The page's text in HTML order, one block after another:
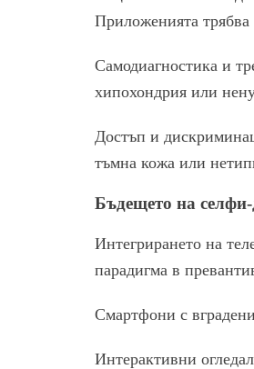
Приложенията трябва
Самодиагностика и
хипохондрия или
Достъп и
тъмна кожа или
Бъдещето на
Интегрирането на
парадигма в
Смартфони с
Интерактивни